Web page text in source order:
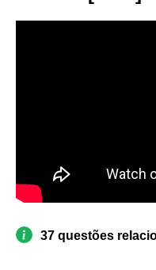
37 questões